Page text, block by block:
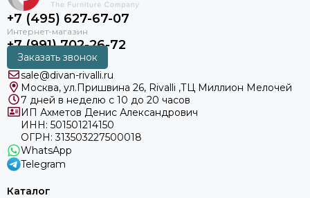
+7 (495) 627-67-07
+7 (991) 702-26-72
Заказать звонок
sale@divan-rivalli.ru
Москва, ул.Пришвина 26, Rivalli ,ТЦ Миллион Мелочей
7 дней в неделю с 10 до 20 часов
ИП Ахметов Денис Александрович
ИНН: 501501214150
ОГРН: 313503227500018
WhatsApp
Telegram
Каталог